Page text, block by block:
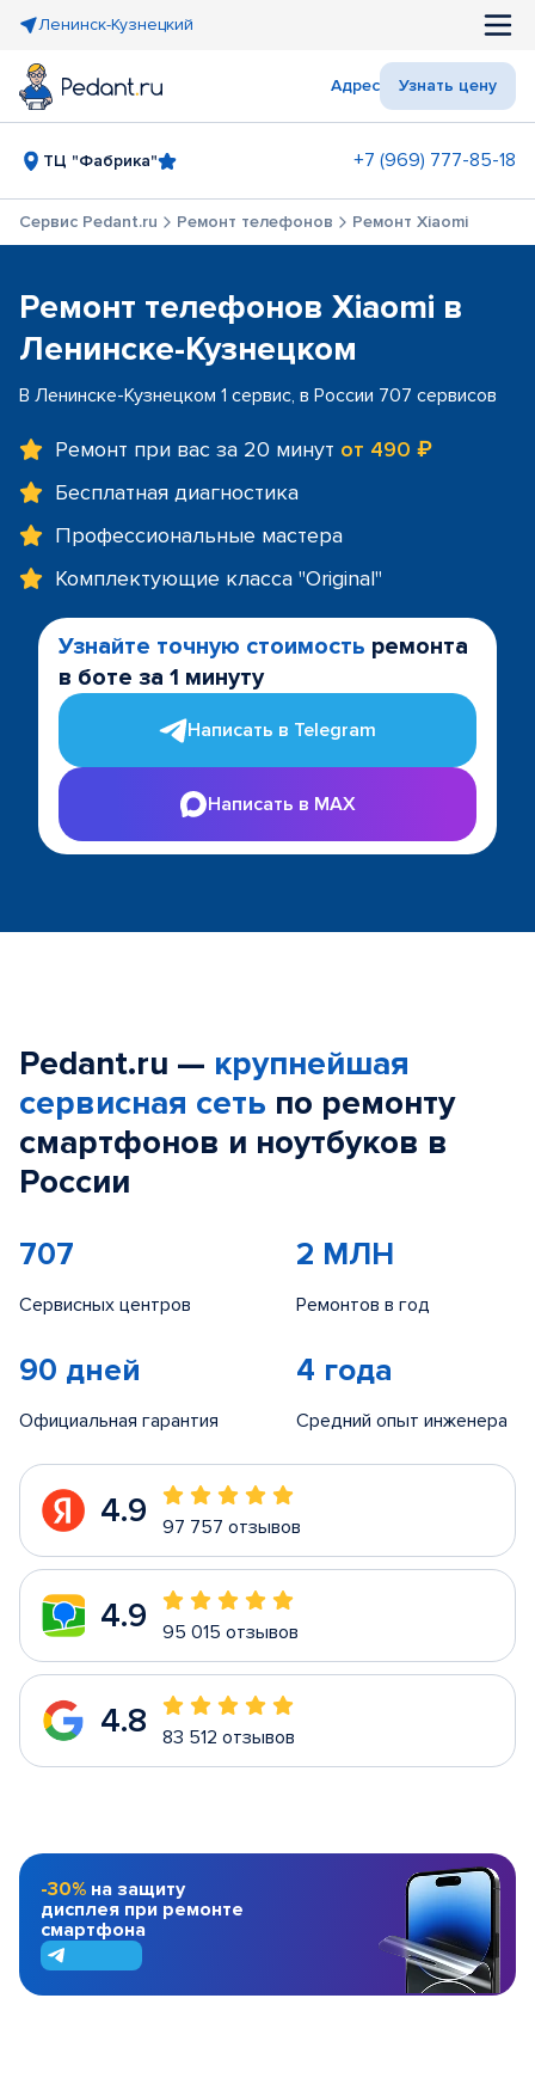
Ленинск-Кузнецкий
Адрес Узнать цену
ТЦ "Фабрика" +7 (969) 777-85-18
Сервис Pedant.ru Ремонт телефонов Ремонт Xiaomi
Ремонт телефонов Xiaomi в
Ленинске-Кузнецком
В Ленинске-Кузнецком 1 сервис, в России 707 сервисов
Ремонт при вас за 20 минут от 490 ₽
Бесплатная диагностика
Профессиональные мастера
Комплектующие класса "Original"
Узнайте точную стоимость ремонта
в боте за 1 минуту
Написать в Telegram
Написать в MAX
Pedant.ru — крупнейшая
сервисная сеть по ремонту
смартфонов и ноутбуков в
России
707
Сервисных центров
2 МЛН
Ремонтов в год
90 дней
Официальная гарантия
4 года
Средний опыт инженера
4.9 97 757 отзывов
4.9 95 015 отзывов
4.8 83 512 отзывов
-30% на защиту
дисплея при ремонте
смартфона